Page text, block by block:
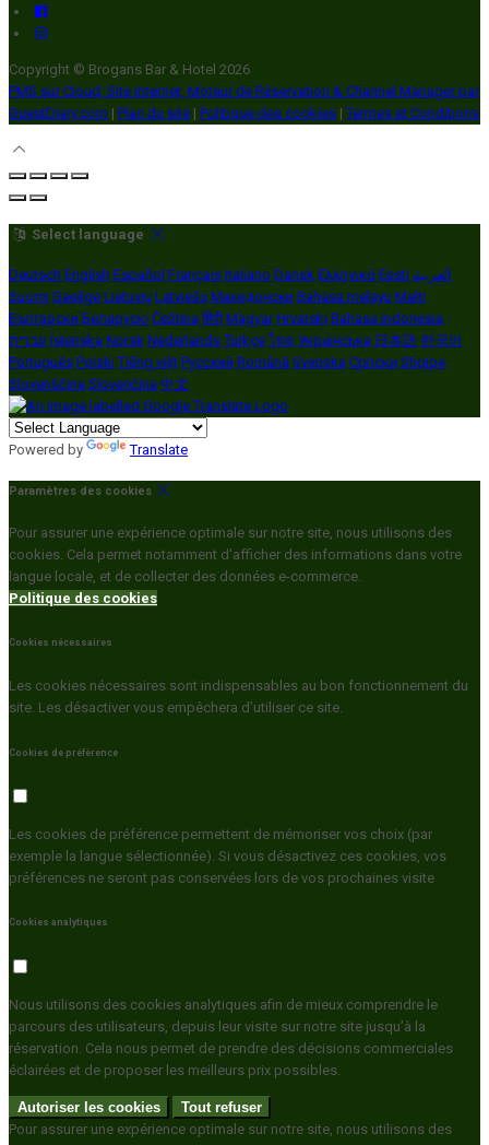
Copyright © Brogans Bar & Hotel 2026
PMS sur Cloud, Site Internet, Moteur de Réservation & Channel Manager par
GuestDiary.com | Plan du site | Politique des cookies | Termes et Conditions
Select language
Deutsch English Español Français Italiano Dansk Ελληνικά Eesti العربية
Suomi Gaeilge Lietuvių Latviešu Македонски Bahasa melayu Malti
Български Беларускі Čeština हिंदी Magyar Hrvatski Bahasa indonesia
עברית Íslenska Norsk Nederlands Türkçe ไทย Українська 日本語 한국어
Português Polski Tiếng việt Русский Română Svenska Српски Shqipe
Slovenščina Slovenčina 中文
Powered by Translate
Paramètres des cookies
Pour assurer une expérience optimale sur notre site, nous utilisons des
cookies. Cela permet notamment d'afficher des informations dans votre
langue locale, et de collecter des données e-commerce.
Politique des cookies
Cookies nécessaires
Les cookies nécessaires sont indispensables au bon fonctionnement du
site. Les désactiver vous empêchera d’utiliser ce site.
Cookies de préférence
Les cookies de préférence permettent de mémoriser vos choix (par
exemple la langue sélectionnée). Si vous désactivez ces cookies, vos
préférences ne seront pas conservées lors de vos prochaines visite
Cookies analytiques
Nous utilisons des cookies analytiques afin de mieux comprendre le
parcours des utilisateurs, depuis leur visite sur notre site jusqu’à la
réservation. Cela nous permet de prendre des décisions commerciales
éclairées et de proposer les meilleurs prix possibles.
Autoriser les cookies
Tout refuser
Pour assurer une expérience optimale sur notre site, nous utilisons des